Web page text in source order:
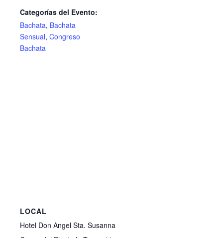
Categorías del Evento:
Bachata, Bachata
Sensual, Congreso
Bachata
LOCAL
Hotel Don Angel Sta. Susanna